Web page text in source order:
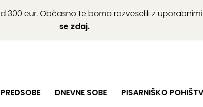
300 eur. Občasno te bomo razveselili z
se zdaj.
PREDSOBE DNEVNE SOBE PISARNIŠKO